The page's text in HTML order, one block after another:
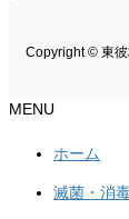
Copyright © 東
MENU
ホーム
滅菌・消